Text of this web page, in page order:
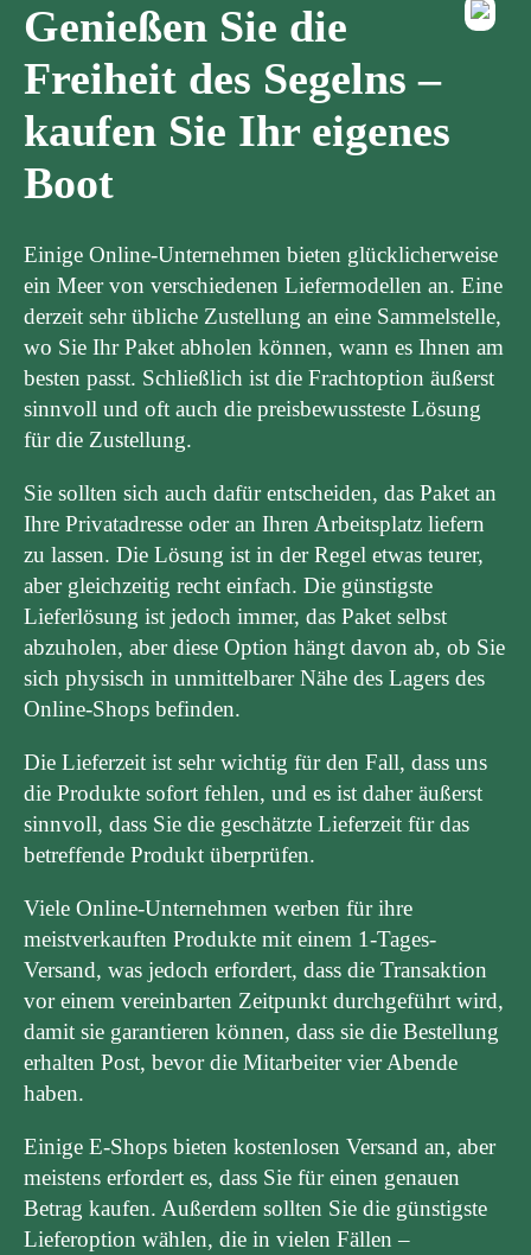
Genießen Sie die
Freiheit des Segelns –
kaufen Sie Ihr eigenes
Boot
Einige Online-Unternehmen bieten glücklicherweise
ein Meer von verschiedenen Liefermodellen an. Eine
derzeit sehr übliche Zustellung an eine Sammelstelle,
wo Sie Ihr Paket abholen können, wann es Ihnen am
besten passt. Schließlich ist die Frachtoption äußerst
sinnvoll und oft auch die preisbewussteste Lösung
für die Zustellung.
Sie sollten sich auch dafür entscheiden, das Paket an
Ihre Privatadresse oder an Ihren Arbeitsplatz liefern
zu lassen. Die Lösung ist in der Regel etwas teurer,
aber gleichzeitig recht einfach. Die günstigste
Lieferlösung ist jedoch immer, das Paket selbst
abzuholen, aber diese Option hängt davon ab, ob Sie
sich physisch in unmittelbarer Nähe des Lagers des
Online-Shops befinden.
Die Lieferzeit ist sehr wichtig für den Fall, dass uns
die Produkte sofort fehlen, und es ist daher äußerst
sinnvoll, dass Sie die geschätzte Lieferzeit für das
betreffende Produkt überprüfen.
Viele Online-Unternehmen werben für ihre
meistverkauften Produkte mit einem 1-Tages-
Versand, was jedoch erfordert, dass die Transaktion
vor einem vereinbarten Zeitpunkt durchgeführt wird,
damit sie garantieren können, dass sie die Bestellung
erhalten Post, bevor die Mitarbeiter vier Abende
haben.
Einige E-Shops bieten kostenlosen Versand an, aber
meistens erfordert es, dass Sie für einen genauen
Betrag kaufen. Außerdem sollten Sie die günstigste
Lieferoption wählen, die in vielen Fällen –